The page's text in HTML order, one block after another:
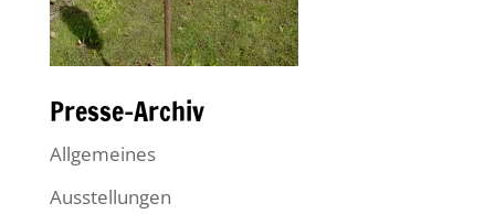
Presse-Archiv
Allgemeines
Ausstellungen